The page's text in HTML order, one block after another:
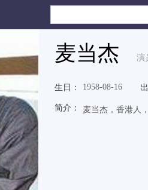
麦当杰 演
生日： 1958-08-16
简介： 麦当杰，香港人